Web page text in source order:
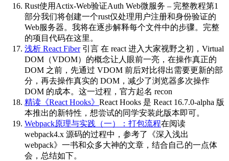
Rust使用Actix-Web验证Auth Web微服务 – 完整教程第1
部分我们将创建一个rust仅处理用户注册和身份验证的
Web服务器。我将在逐步解释每个文件中的步骤。完整
的项目代码在这里。
浅析 React Fiber引言 在 react 进入大家视野之初，Virtual
DOM（VDOM）的概念让人眼前一亮，在操作真正的
DOM 之前，先通过 VDOM 前后对比得出需要更新的部
分，再去操作真实的 DOM，减少了浏览器多次操作
DOM 的成本。这一过程，官方起名 recon
精读《React Hooks》 React Hooks 是 React 16.7.0-alpha 版
本推出的新特性，想尝试的同学安装此版本即可。
Webpack原理与实践（一）：打包流程在阅读
webpack4.x 源码的过程中，参考了《深入浅出
webpack》一书和众多大神的文章，结合自己的一点体
会，总结如下。